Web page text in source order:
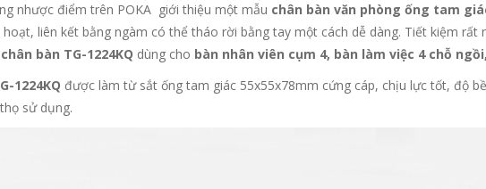
nhược điểm trên POKA giới thiệu một mẫu chân bàn văn phòng ống tam
liên kết bằng ngàm có thể tháo rời bằng tay một cách dễ dàng. Tiết kiệm
bàn TG-1224KQ dùng cho bàn nhân viên cụm 4, bàn làm việc 4 chỗ
1224KQ được làm từ sắt ống tam giác 55x55x78mm cứng cáp, chịu lực tốt, độ
sử dụng.